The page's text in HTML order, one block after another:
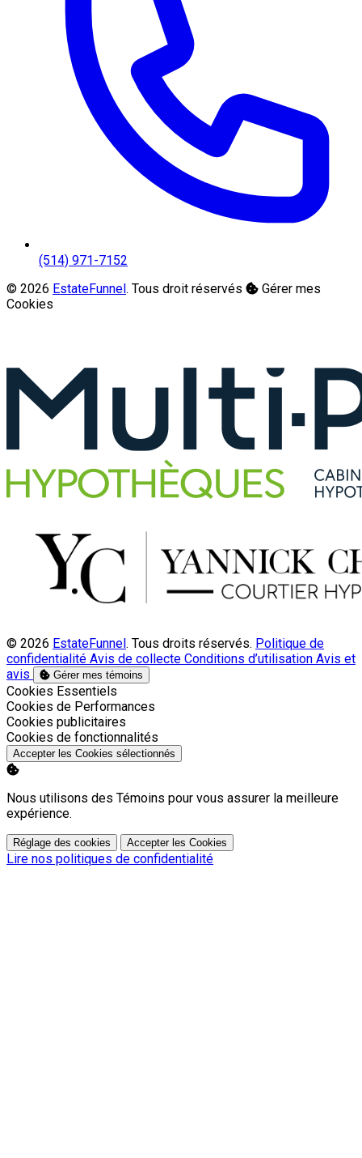
(514) 971-7152
© 2026 EstateFunnel. Tous droit réservés
Gérer mes
Cookies
© 2026 EstateFunnel. Tous droits réservés. Politique de
confidentialité Avis de collecte Conditions d’utilisation Avis et
avis
Gérer mes témoins
Activer
Cookies Essentiels
Activer
Cookies de Performances
Activer
Cookies publicitaires
Activer
Cookies de fonctionnalités
Accepter les Cookies sélectionnés
Nous utilisons des Témoins pour vous assurer la meilleure
expérience.
Réglage des cookies Accepter les Cookies
Lire nos politiques de confidentialité